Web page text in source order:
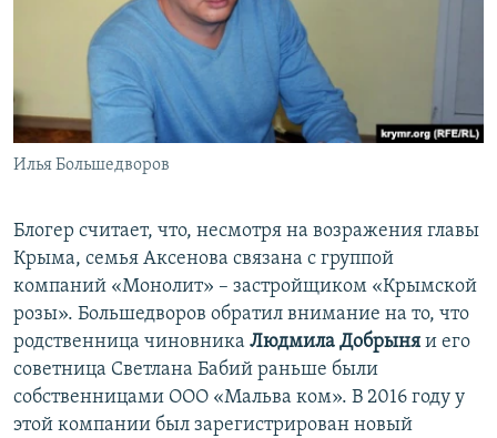
Илья Большедворов
Блогер считает, что, несмотря на возражения главы
Крыма, семья Аксенова связана с группой
компаний «Монолит» – застройщиком «Крымской
розы». Большедворов обратил внимание на то, что
родственница чиновника Людмила Добрыня и его
советница Светлана Бабий раньше были
собственницами ООО «Мальва ком». В 2016 году у
этой компании был зарегистрирован новый